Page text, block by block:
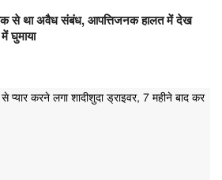
से था अवैध संबंध, आपत्तिजनक हालत में देख
घुमाया